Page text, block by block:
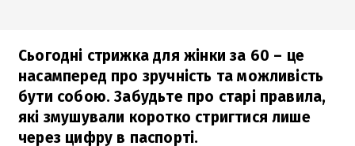
Сьогодні стрижка для жінки за 60 – це
насамперед про зручність та можливість
бути собою. Забудьте про старі правила,
які змушували коротко стригтися лише
через цифру в паспорті.